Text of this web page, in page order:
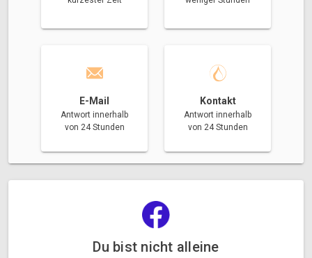
E-Mail
Antwort innerhalb
von 24 Stunden
Kontakt
Antwort innerhalb
von 24 Stunden
Du bist nicht alleine